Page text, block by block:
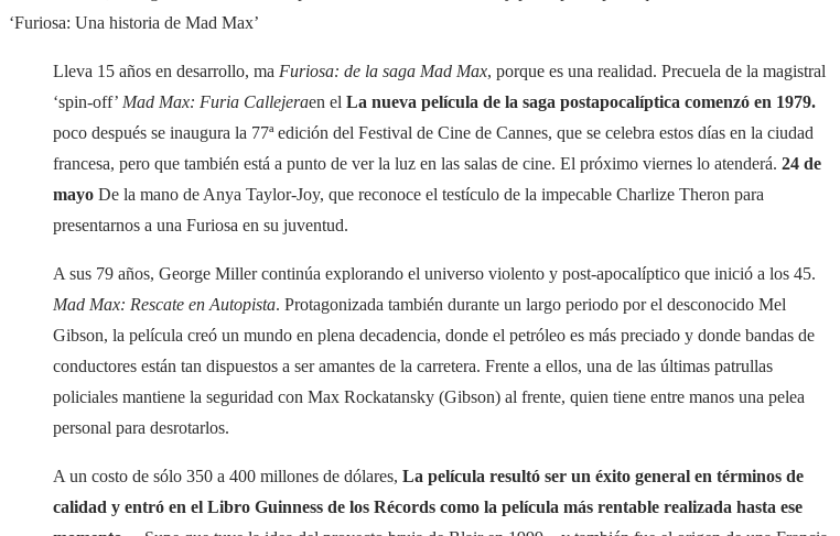
‘Furiosa: Una historia de Mad Max’
Lleva 15 años en desarrollo, ma Furiosa: de la saga Mad Max, porque es una realidad. Precuela de la magistral
‘spin-off’ Mad Max: Furia Callejeraen el La nueva película de la saga postapocalíptica comenzó en 1979.
poco después se inaugura la 77ª edición del Festival de Cine de Cannes, que se celebra estos días en la ciudad
francesa, pero que también está a punto de ver la luz en las salas de cine. El próximo viernes lo atenderá. 24 de
mayo De la mano de Anya Taylor-Joy, que reconoce el testículo de la impecable Charlize Theron para
presentarnos a una Furiosa en su juventud.
A sus 79 años, George Miller continúa explorando el universo violento y post-apocalíptico que inició a los 45.
Mad Max: Rescate en Autopista. Protagonizada también durante un largo periodo por el desconocido Mel
Gibson, la película creó un mundo en plena decadencia, donde el petróleo es más preciado y donde bandas de
conductores están tan dispuestos a ser amantes de la carretera. Frente a ellos, una de las últimas patrullas
policiales mantiene la seguridad con Max Rockatansky (Gibson) al frente, quien tiene entre manos una pelea
personal para desrotarlos.
A un costo de sólo 350 a 400 millones de dólares, La película resultó ser un éxito general en términos de
calidad y entró en el Libro Guinness de los Récords como la película más rentable realizada hasta ese